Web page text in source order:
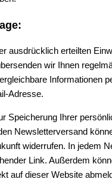
ausdrücklich erteilten
wir Ihnen
Informationen
Adresse.
Speicherung Ihrer
Newsletterversand
widerrufen. In jedem
Link. Außerdem
auf dieser Website